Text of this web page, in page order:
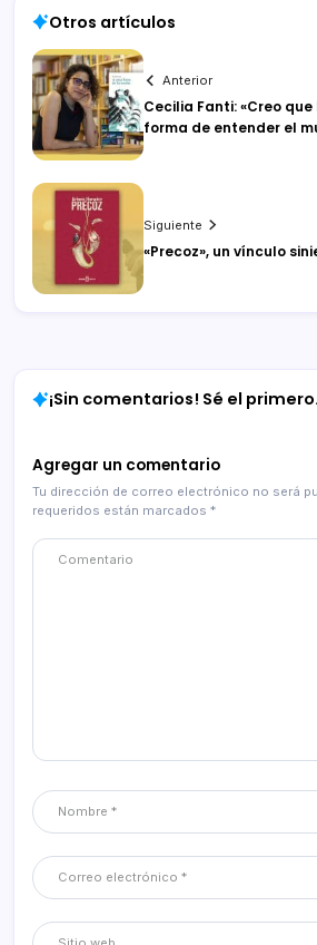
Otros artículos
Anterior
Cecilia Fanti: «Creo
forma de entender el
Siguiente
«Precoz», un vínculo
¡Sin comentarios! Sé el primero.
Agregar un comentario
Tu dirección de correo electrónico no será
requeridos están marcados *